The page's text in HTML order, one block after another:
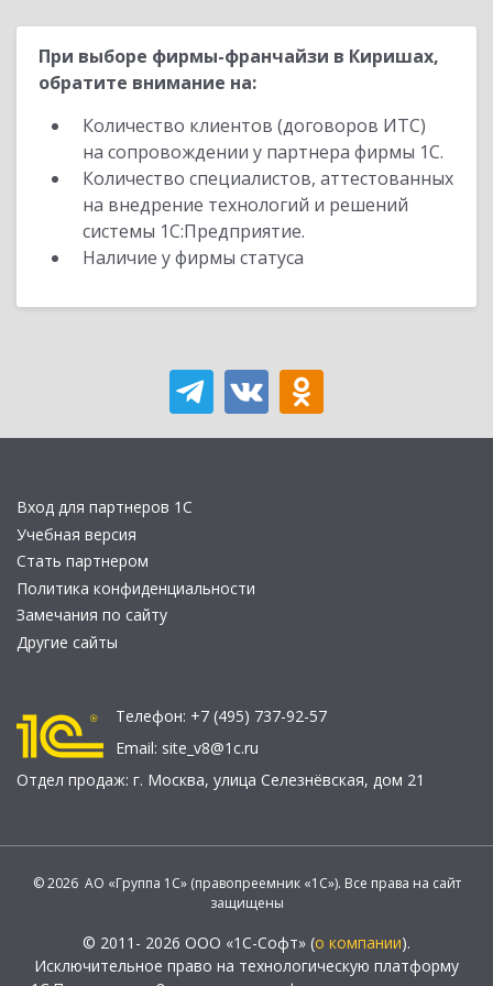
При выборе фирмы-франчайзи в Киришах,
обратите внимание на:
Количество клиентов (договоров ИТС)
на сопровождении у партнера фирмы 1С.
Количество специалистов, аттестованных
на внедрение технологий и решений
системы 1С:Предприятие.
Наличие у фирмы статуса
Вход для партнеров 1С
Учебная версия
Стать партнером
Политика конфиденциальности
Замечания по сайту
Другие сайты
Телефон: +7 (495) 737-92-57
Email: site_v8@1c.ru
Отдел продаж: г. Москва, улица Селезнёвская, дом 21
© 2026 АО «Группа 1С» (правопреемник «1С»). Все права на сайт
защищены
© 2011- 2026 ООО «1С-Софт» (о компании).
Исключительное право на технологическую платформу